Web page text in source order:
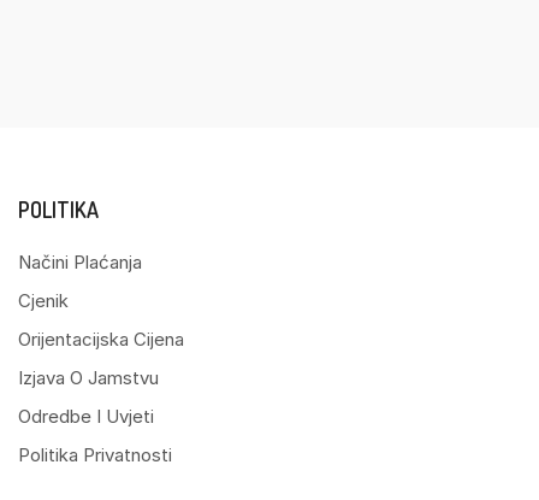
POLITIKA
Načini Plaćanja
Cjenik
Orijentacijska Cijena
Izjava O Jamstvu
Odredbe I Uvjeti
Politika Privatnosti